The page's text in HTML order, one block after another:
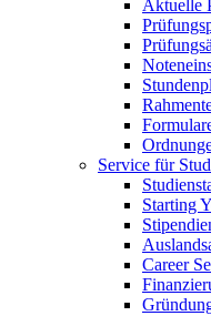
Aktuelle
Service für
Starting
Career